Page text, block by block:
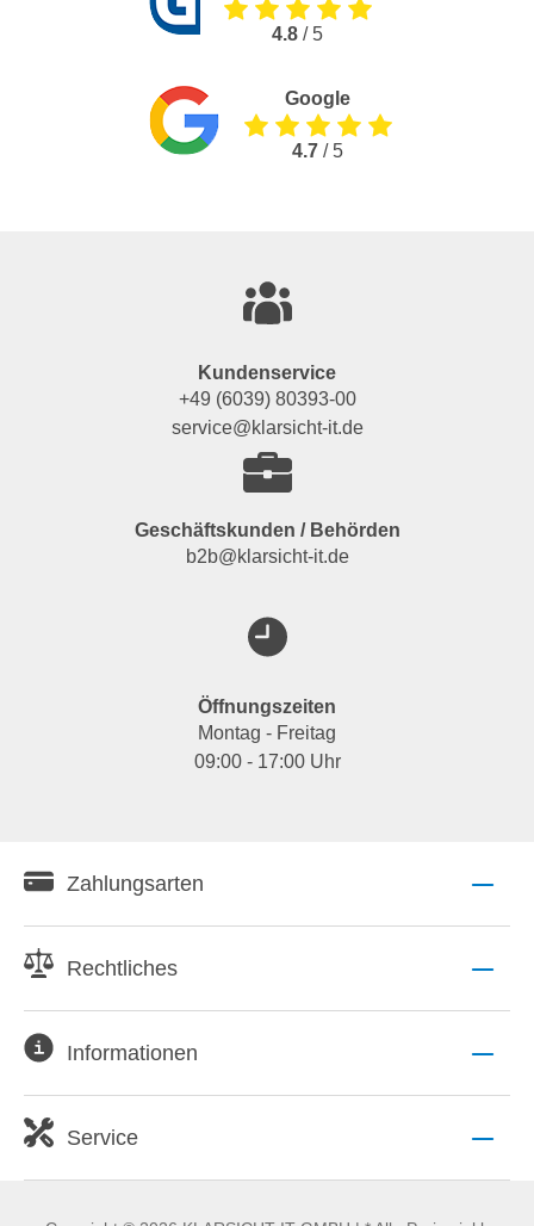
4.8 / 5
Google
4.7 / 5
Kundenservice
+49 (6039) 80393-00
service@klarsicht-it.de
Geschäftskunden / Behörden
b2b@klarsicht-it.de
Öffnungszeiten
Montag - Freitag
09:00 - 17:00 Uhr
Zahlungsarten
Rechtliches
Informationen
Service